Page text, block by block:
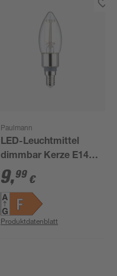
Paulmann
LED-Leuchtmittel
dimmbar Kerze E14 5
W 470 lm warmweiß
9,99 €
Produktdatenblatt